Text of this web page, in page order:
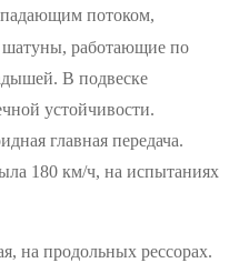
потоком,
шатуны, работающие по
В подвеске
устойчивости.
главная передача.
180 км/ч, на испытаниях
на продольных рессорах.